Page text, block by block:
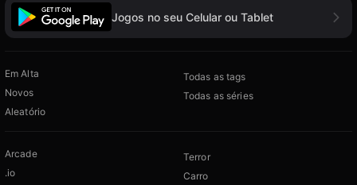
Jogos no seu Celular ou Tablet
Em Alta
Novos
Aleatório
Todas as tags
Todas as séries
Arcade
.io
Terror
Carro